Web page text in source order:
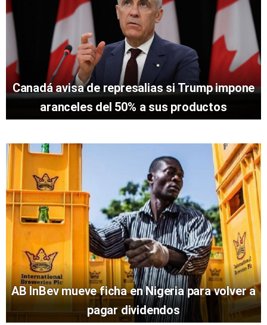
Canadá avisa de represalias si Trump impone
aranceles del 50% a sus productos
AB InBev mueve ficha en Nigeria para volver a
pagar dividendos